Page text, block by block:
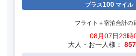
プラス100マイル
フライト＋宿泊合計の
08月07日23時
大人・お一人様：